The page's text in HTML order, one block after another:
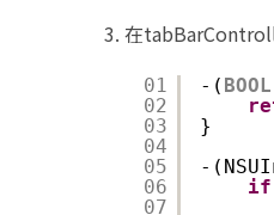
在
01
02
03
04
05
06
07
-( BOOL
}
-
if